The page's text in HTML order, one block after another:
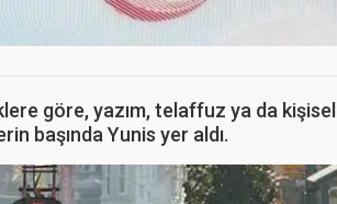
göre, yazım, telaffuz ya da kişisel
başında Yunis yer aldı.